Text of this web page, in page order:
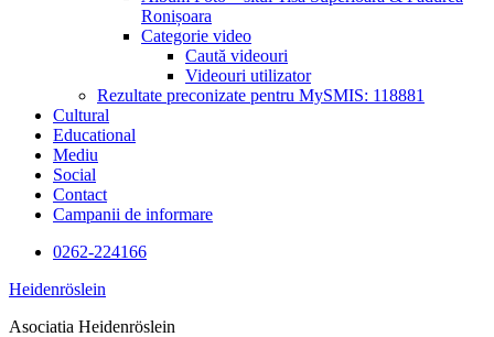
Ronișoara
Categorie video
Caută videouri
Videouri utilizator
Rezultate preconizate pentru MySMIS: 118881
Cultural
Educational
Mediu
Social
Contact
Campanii de informare
0262-224166
Heidenröslein
Asociatia Heidenröslein